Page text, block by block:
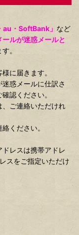
au・SoftBank」 など
ルが迷惑メールと
。
に届きます。
惑メールに仕訳さ
認ください。
、ご連絡いただけれ
ください。
レスは携帯アドレ
スをご指定いただけ